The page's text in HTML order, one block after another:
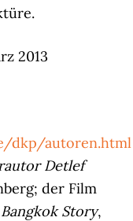
2013
dkp/autoren.html
Detlef
der Film
Bangkok Story,